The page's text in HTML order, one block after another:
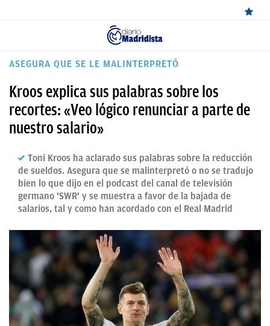
ÚLTIMAS
REAL
MADRID
CANTERA
FICHAJES
FEMENINO
PAPARAZZI
OKDIARIO
ASEGURA QUE SE LE MALINTERPRETÓ
Kroos explica sus palabras sobre los
recortes: «Veo lógico renunciar a parte de
nuestro salario»
Toni Kroos ha aclarado sus palabras sobre la reducción
de sueldos. Asegura que se malinterpretó o no se tradujo
bien lo que dijo en el podcast del canal de televisión
germano 'SWR' y se muestra a favor de la bajada de
salarios, tal y como han acordado con el Real Madrid